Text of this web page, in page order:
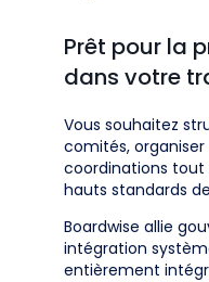
Prêt pour la
dans votre
Vous souhaitez
comités,
coordinations tout
hauts standards
Boardwise allie
intégration
entièrement